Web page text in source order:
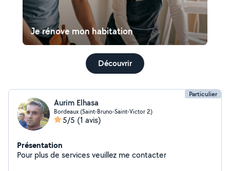
Je rénove mon habitation
Découvrir
Particulier
Aurim Elhasa
Bordeaux (Saint-Bruno-Saint-Victor 2)
5/5 (1 avis)
Présentation
Pour plus de services veuillez me contacter